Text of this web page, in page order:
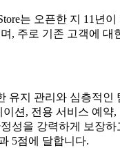
는 오픈한 지
주로 기존 고객에
지 관리와 심층적
션, 전용 서비스 예
을 강력하게 보장
5점에 달합니다.